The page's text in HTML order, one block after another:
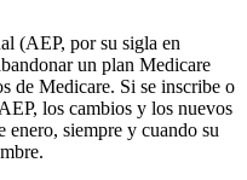
(AEP, por su sigla en
un plan Medicare
de Medicare. Si se inscribe o
los cambios y los nuevos
enero, siempre y cuando su